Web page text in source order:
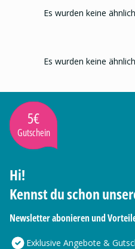
Es wurden keine
Es wurden keine
5€
Gutschein
Hi!
Kennst du schon
Newsletter abonieren und
Exklusive Angebote &